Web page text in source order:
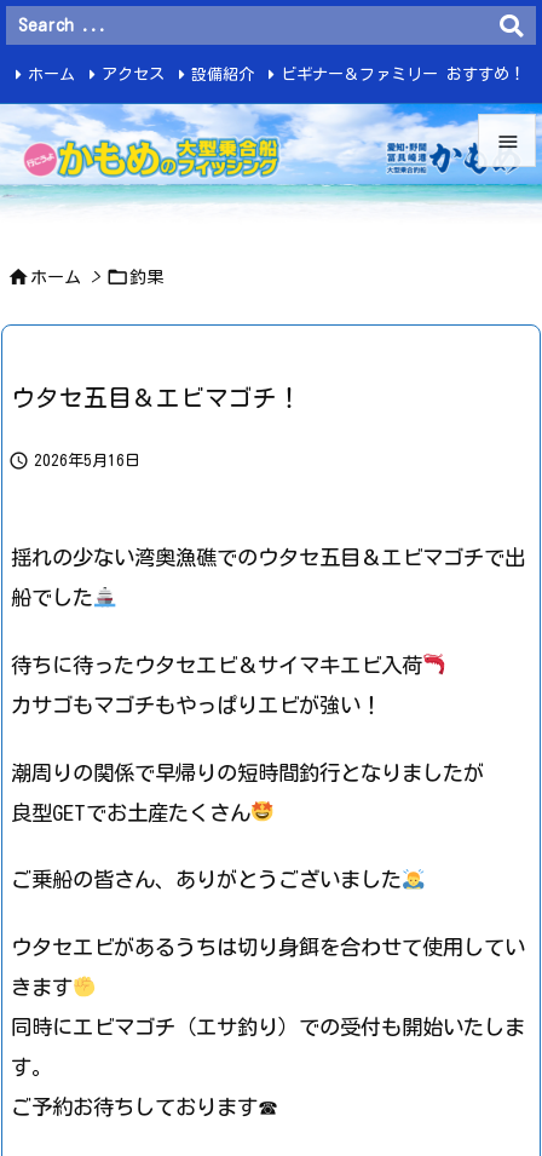


ホーム アクセス 設備紹介 ビギナー＆ファミリー おすすめ！
釣 果
 ホーム > 釣果
ウタセ五目＆エビマゴチ！
 2026年5月16日
揺れの少ない湾奥漁礁でのウタセ五目＆エビマゴチで出
船でした
待ちに待ったウタセエビ＆サイマキエビ入荷
カサゴもマゴチもやっぱりエビが強い！
潮周りの関係で早帰りの短時間釣行となりましたが
良型GETでお土産たくさん
ご乗船の皆さん、ありがとうございました
ウタセエビがあるうちは切り身餌を合わせて使用してい
きます
同時にエビマゴチ（エサ釣り）での受付も開始いたしま
す。
ご予約お待ちしております☎